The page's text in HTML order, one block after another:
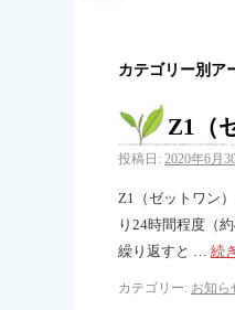
カテゴリー別ア
Z1（
投稿日: 2020年6月
Z1（ゼットワン
り24時間程度（
繰り返すと … 続
カテゴリー: お知ら